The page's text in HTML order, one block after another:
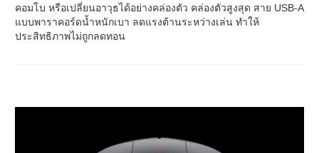
คอมโบ หรือเปลี่ยนอาวุธได้อย่างคล่องตัว คล่องตัวสูงสุด สาย USB-A
แบบพาราคอร์ดน้ำหนักเบา ลดแรงต้านระหว่างเล่น ทำให้
ประสิทธิภาพไม่ถูกลดทอน